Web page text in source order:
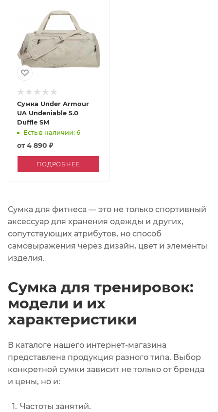
Сумка Under Armour
UA Undeniable 5.0
Duffle SM
Есть в наличии: 6
от4 890 ₽
ПОДРОБНЕЕ
Сумка для фитнеса — это не только спортивный
аксессуар для хранения одежды и других,
сопутствующих атрибутов, но способ
самовыражения через дизайн, цвет и элементы
изделия.
Сумка для тренировок:
модели и их
характеристики
В каталоге нашего интернет-магазина
представлена продукция разного типа. Выбор
конкретной сумки зависит не только от бренда
и цены, но и:
Частоты занятий.